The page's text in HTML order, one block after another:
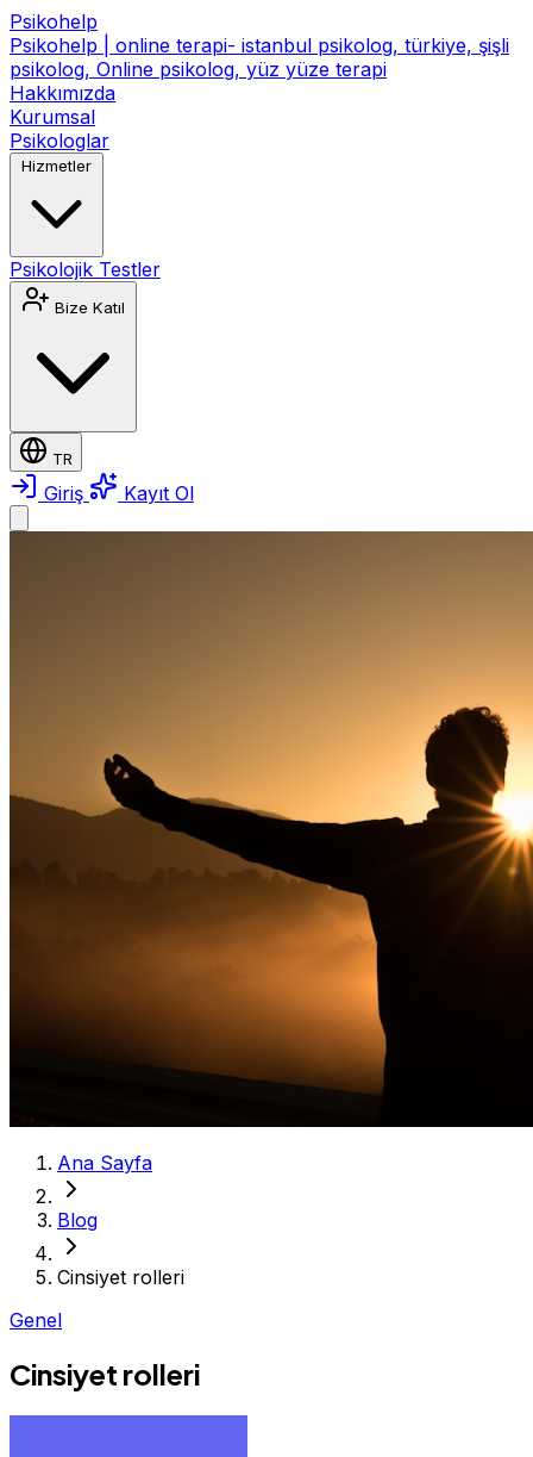
Psikohelp
Psikohelp | online terapi- istanbul psikolog, türkiye, şişli
psikolog, Online psikolog, yüz yüze terapi
Hakkımızda
Kurumsal
Psikologlar
Hizmetler
Psikolojik Testler
Bize Katıl
TR
Giriş Kayıt Ol
Ana Sayfa
Blog
Cinsiyet rolleri
Genel
Cinsiyet rolleri